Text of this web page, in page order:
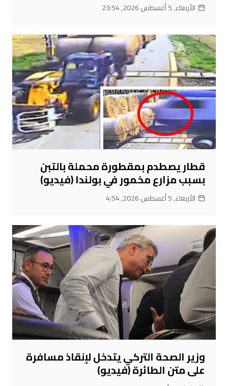
الأربعاء, 5 أغسطس 2026, 23:54
قطار يصطدم بمقطورة محملة بالتبن
بسبب مزارع مخمور في بولندا (فيديو)
الأربعاء, 5 أغسطس 2026, 4:54
وزير الصحة التركي يتدخل لإنقاذ مسافرة
على متن الطائرة (فيديو)